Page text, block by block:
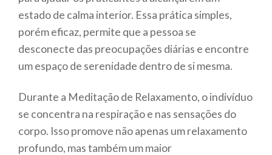
estado de calma interior. Essa prática simples,
porém eficaz, permite que a pessoa se
desconecte das preocupações diárias e encontre
um espaço de serenidade dentro de si mesma.
Durante a Meditação de Relaxamento, o indivíduo
se concentra na respiração e nas sensações do
corpo. Isso promove não apenas um relaxamento
profundo, mas também um maior